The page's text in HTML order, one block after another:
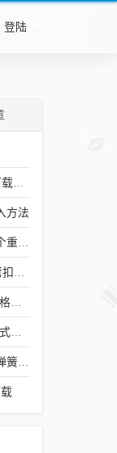
登陆
程
方法
效率
荐
荐
版
下载